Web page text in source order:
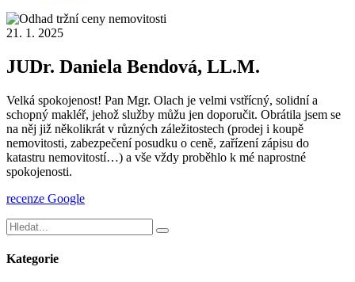
21. 1. 2025
JUDr. Daniela Bendová, LL.M.
Velká spokojenost! Pan Mgr. Olach je velmi vstřícný, solidní a
schopný makléř, jehož služby můžu jen doporučit. Obrátila jsem se
na něj již několikrát v různých záležitostech (prodej i koupě
nemovitosti, zabezpečení posudku o ceně, zařízení zápisu do
katastru nemovitostí…) a vše vždy proběhlo k mé naprostné
spokojenosti.
recenze Google
Kategorie